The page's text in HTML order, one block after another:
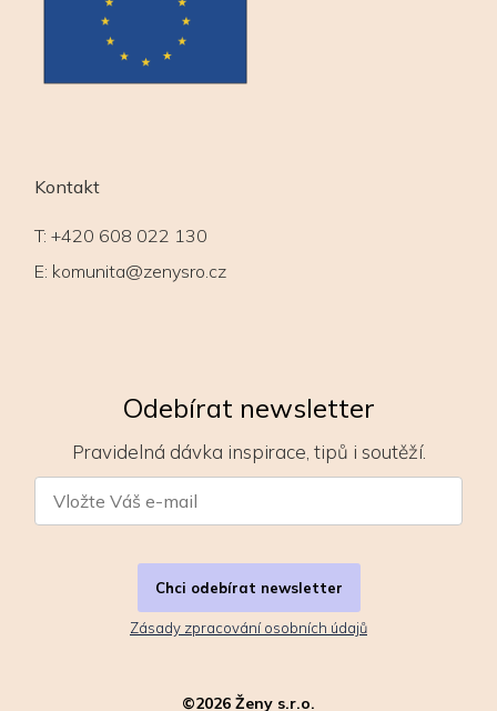
Kontakt
T: +420 608 022 130
E: komunita@zenysro.cz
Odebírat newsletter
Pravidelná dávka inspirace, tipů i soutěží.
Chci odebírat newsletter
Zásady zpracování osobních údajů
©2026 Ženy s.r.o.